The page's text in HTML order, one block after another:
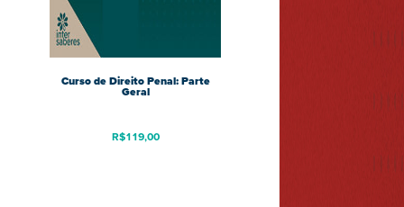
Curso de Direito Penal: Parte
Geral
R$119,00